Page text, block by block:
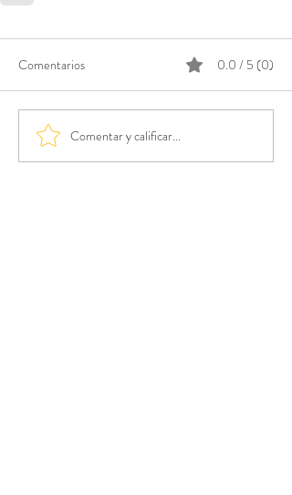
Comentarios 0.0 / 5 (0)
Comentar y calificar...